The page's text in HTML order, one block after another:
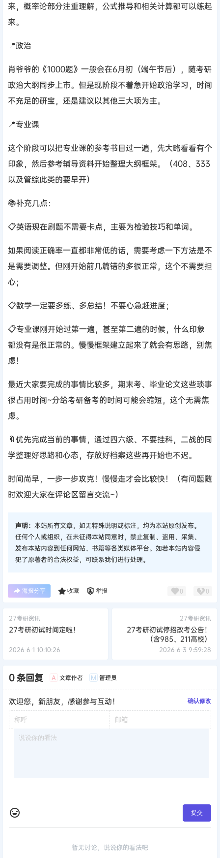
来，概率论部分注重理解，公式推导和相关计算都可以练起
来。
📍政治
肖爷爷的《1000题》一般会在6月初‌（端午节后），随考研
政治大纲同步上市。但是现阶段不着急开始政治学习，时间
不充足的研宝，还是建议以其他三大项为主。
📍专业课
这个阶段可以把专业课的参考书目过一遍，先大略看看有个
印象，然后参考辅导资料开始整理大纲框架。（408、333
以及管综此类的要早开）
📚补充几点：
📋英语现在刷题不需要卡点，主要为检验技巧和单词。
如果阅读正确率一直都非常低的话，需要考虑一下方法是不
是需要调整。但刚开始前几篇错的多很正常，这个不需要担
心；
📋数学一定要多练、多总结！不要心急赶进度；
📋专业课刚开始过第一遍，甚至第二遍的时候，什么印象
都没有是很正常的。慢慢框架建立起来了就会有思路，别焦
虑！
最近大家要完成的事情比较多，期末考、毕业论文这些琐事
很占用时间~分给考研备考的时间可能会缩短，这个无需焦
虑。
🔖优先完成当前的事情，通过四六级、不要挂科，二战的同
学整理好思路和心态，存放好档案这些再开始也不迟。
时间尚早，一步一步攻克！慢慢走才会比较快！（有问题随
时欢迎大家在评论区留言交流~）
声明： 本站所有文章，如无特殊说明或标注，均为本站原创发布。
任何个人或组织，在未征得本站同意时，禁止复制、盗用、采集、
发布本站内容到任何网站、书籍等各类媒体平台。如若本站内容侵
犯了原著者的合法权益，可联系我们进行处理。
海报分享 收藏 举报 0 0
27考研资讯
27考研初试时间定啦！
2026-6-1 10:10:26
27考研资讯
27考研初试停招改考公告！
（含985、211高校）
2026-6-3 9:59:28
0 条回复 A 文章作者 M 管理员
欢迎您，新朋友，感谢参与互动！ 确认修改
提交
暂无讨论，说说你的看法吧